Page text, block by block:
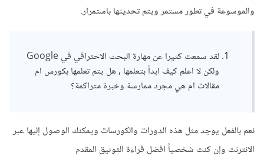
والموسوعة في تطور مستمر ويتم تحديثها باستمرار.
لقد سمعت كثيرا عن مهارة البحث الاحترافي في Google
ولكن لا اعلم كيف ابدأ بتعلمها , هل يتم تعلمها بكورس ام
مقالات ام هي مجرد ممارسة وخبرة متراكمة؟
نعم بالفعل يوجد مثل هذه الدورات والكورسات ويمكنك الوصول إليها عبر
الانترنت وإن كنت شخصياً افضل قراءة التوثيق المقدم